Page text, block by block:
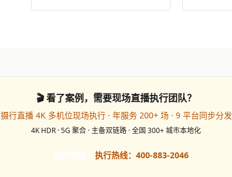
🎬 看了案例，需要现场直播执行团队？
摄行直播 4K 多机位现场执行 · 年服务 200+ 场 · 9 平台同步分发
4K HDR · 5G 聚合 · 主备双链路 · 全国 300+ 城市本地化
执行热线：400-883-2046